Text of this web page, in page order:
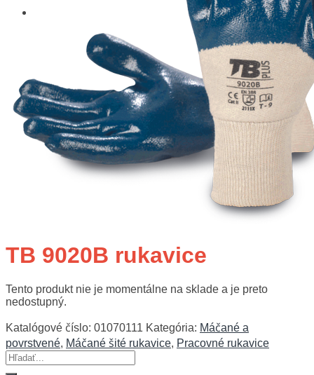
TB 9020B rukavice
Tento produkt nie je momentálne na sklade a je preto
nedostupný.
Katalógové číslo: 01070111 Kategória: Máčané a
povrstvené, Máčané šité rukavice, Pracovné rukavice
Hľadať: